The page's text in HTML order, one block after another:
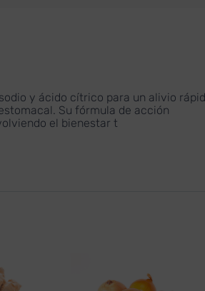
y ácido cítrico para un alivio
Su fórmula de acción
el bienestar t